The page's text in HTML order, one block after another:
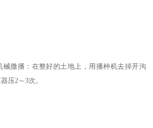
械撒播：在整好的土地上，用播种机去掉开沟
压2～3次。